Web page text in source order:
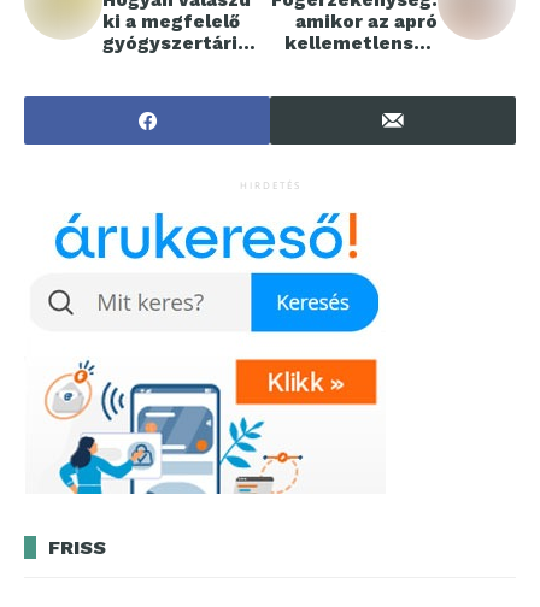
ki a megfelelő
gyógyszertári
amikor az apró
kellemetlenség
HIRDETÉS
FRISS